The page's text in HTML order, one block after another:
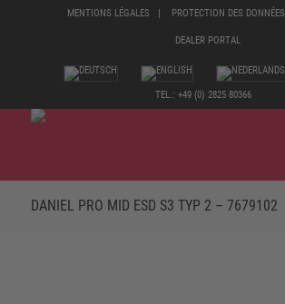
MENTIONS LÉGALES PROTECTION DES DONNÉES
DEALER PORTAL
TEL.: +49 (0) 2825 80366
DANIEL PRO MID ESD S3 TYP 2 – 7679102